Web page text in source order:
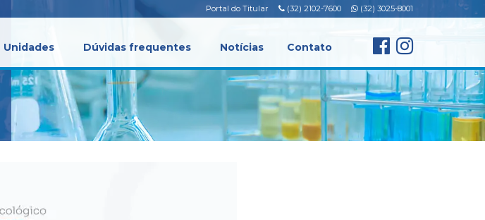
Portal do Titular (32) 2102-7600 (32) 3025-8001
Unidades Dúvidas frequentes Notícias Contato